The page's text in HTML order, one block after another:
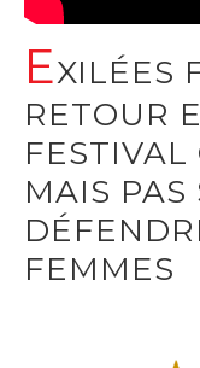
EXILÉES
RETOUR
MAIS
FEMMES